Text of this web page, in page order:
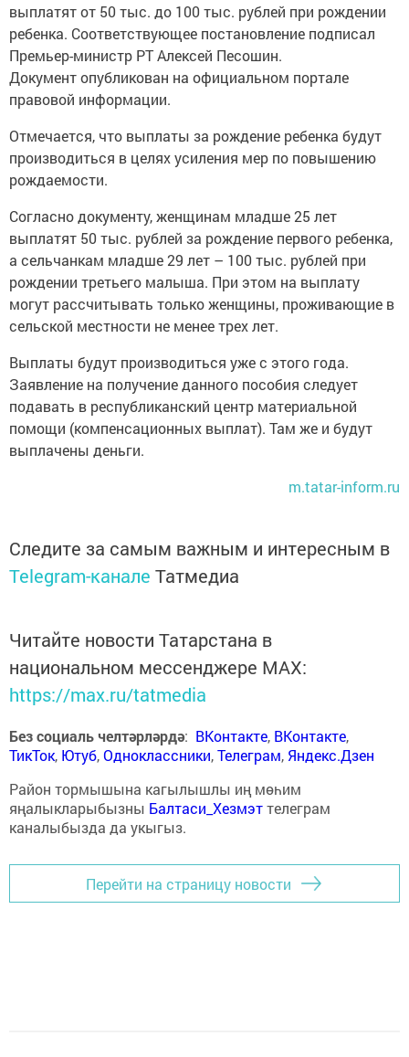
выплатят от 50 тыс. до 100 тыс. рублей при рождении
ребенка. Соответствующее постановление подписал
Премьер-министр РТ Алексей Песошин.
Документ опубликован на официальном портале
правовой информации.
Отмечается, что выплаты за рождение ребенка будут
производиться в целях усиления мер по повышению
рождаемости.
Согласно документу, женщинам младше 25 лет
выплатят 50 тыс. рублей за рождение первого ребенка,
а сельчанкам младше 29 лет – 100 тыс. рублей при
рождении третьего малыша. При этом на выплату
могут рассчитывать только женщины, проживающие в
сельской местности не менее трех лет.
Выплаты будут производиться уже с этого года.
Заявление на получение данного пособия следует
подавать в республиканский центр материальной
помощи (компенсационных выплат). Там же и будут
выплачены деньги.
m.tatar-inform.ru
Следите за самым важным и интересным в
Telegram-канале Татмедиа
Читайте новости Татарстана в
национальном мессенджере MАХ:
https://max.ru/tatmedia
Без социаль челтәрләрдә: ВКонтакте, ВКонтакте,
ТикТок, Ютуб,Одноклассники,Телеграм, Яндекс.Дзен
Район тормышына кагылышлы иң мөһим
яңалыкларыбызны Балтаси_Хезмэттелеграм
каналыбызда да укыгыз.
Перейти на страницу новости